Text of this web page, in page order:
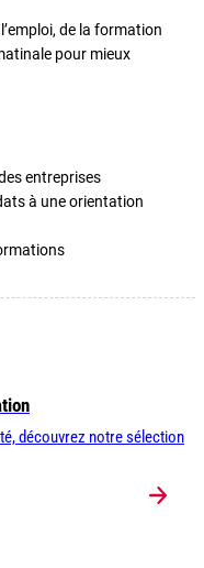
de la formation
pour mieux
entreprises
à une orientation
découvrez notre sélection